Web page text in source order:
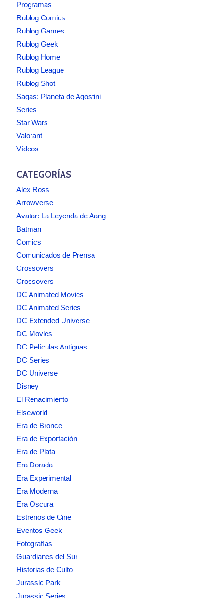
Programas
Rublog Comics
Rublog Games
Rublog Geek
Rublog Home
Rublog League
Rublog Shot
Sagas: Planeta de Agostini
Series
Star Wars
Valorant
Vídeos
CATEGORÍAS
Alex Ross
Arrowverse
Avatar: La Leyenda de Aang
Batman
Comics
Comunicados de Prensa
Crossovers
Crossovers
DC Animated Movies
DC Animated Series
DC Extended Universe
DC Movies
DC Películas Antiguas
DC Series
DC Universe
Disney
El Renacimiento
Elseworld
Era de Bronce
Era de Exportación
Era de Plata
Era Dorada
Era Experimental
Era Moderna
Era Oscura
Estrenos de Cine
Eventos Geek
Fotografías
Guardianes del Sur
Historias de Culto
Jurassic Park
Jurassic Series